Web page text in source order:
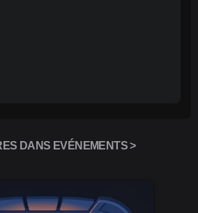
DANS EVÉNEMENTS >